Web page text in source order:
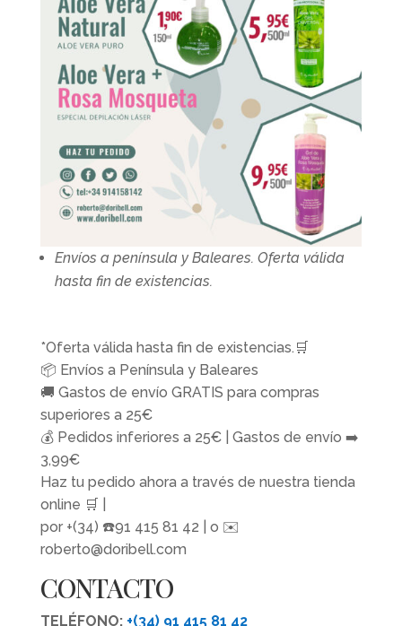
Envíos a península y Baleares. Oferta válida
hasta fin de existencias.
*Oferta válida hasta fin de existencias.🛒
📦 Envíos a Península y Baleares
🚚 Gastos de envío GRATIS para compras
superiores a 25€
💰 Pedidos inferiores a 25€ | Gastos de envío ➡️
3,99€
Haz tu pedido ahora a través de nuestra tienda
online 🛒 |
por +(34) ☎️91 415 81 42 | o ✉️
roberto@doribell.com
CONTACTO
TELÉFONO: +(34) 91 415 81 42